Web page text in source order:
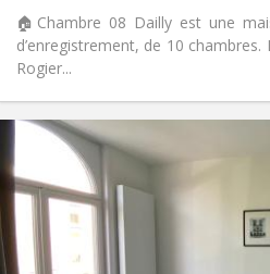
🏠Chambre 08 Dailly est une
d’enregistrement, de 10
Rogier...
12 mois, 11 mois, 10